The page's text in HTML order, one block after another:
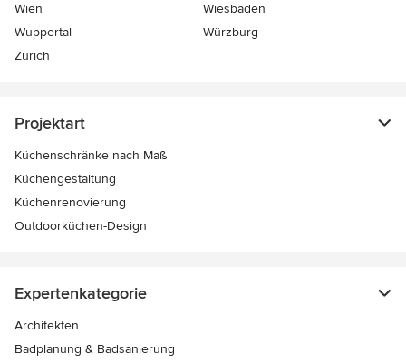
Wien
Wiesbaden
Wuppertal
Würzburg
Zürich
Projektart
Küchenschränke nach Maß
Küchengestaltung
Küchenrenovierung
Outdoorküchen-Design
Expertenkategorie
Architekten
Badplanung & Badsanierung